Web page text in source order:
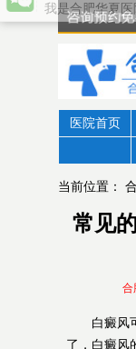
医院首页
当前位置：
常见
合
白癜风可
了，白癜风
我是合肥华夏